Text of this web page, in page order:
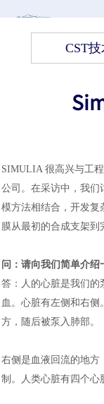
CST
SIMULIA 很高兴与工
公司。在采访中，我们
模方法相结合，开发复
膜从最初的合成支架到
问：请向我们简单介绍
答：人的心脏是我们的
血。心脏有左侧和右
方，随后被泵入肺部。
右侧是血液回流的地方
制。人类心脏有四个心